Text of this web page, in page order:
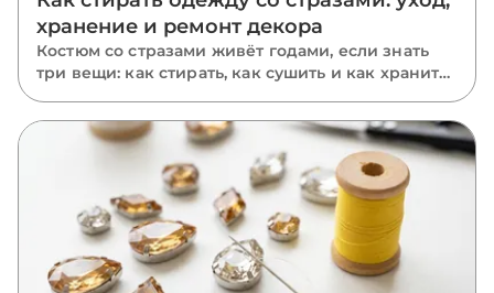
хранение и ремонт декора
Костюм со стразами живёт годами, если знать
три вещи: как стирать, как сушить и как хранить.
и машинная стирка, глажка, хранение и ремонт
отклеившихся камней.